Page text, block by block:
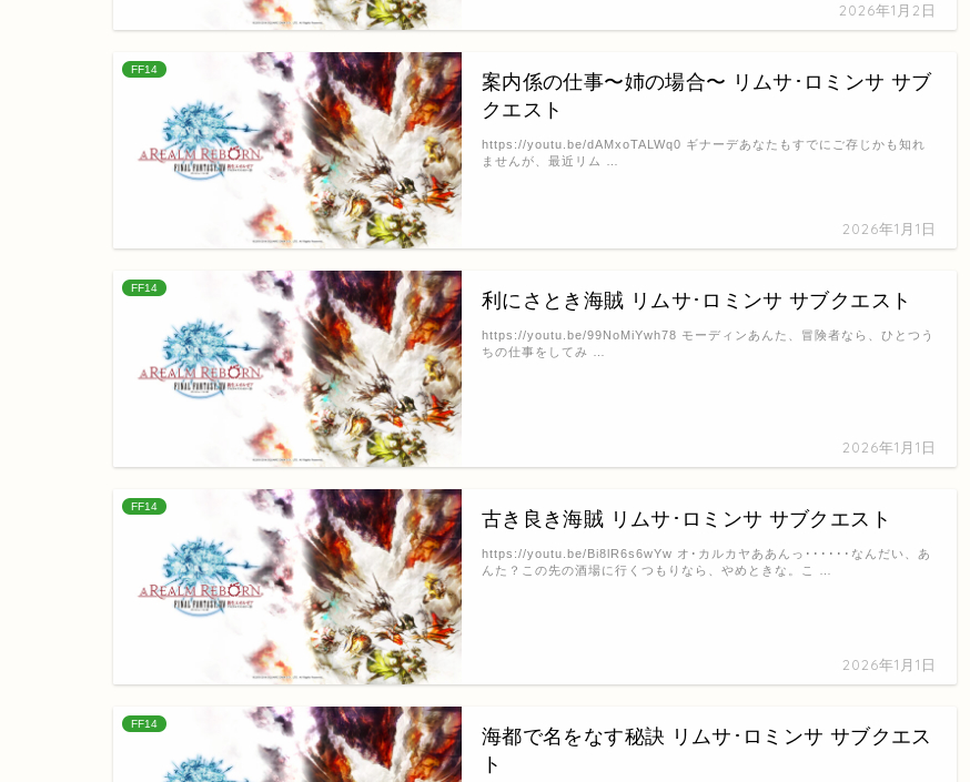
2026年1月2日
FF14
案内係の仕事〜姉の場合〜 リムサ･ロミンサ サブ
クエスト
2026年1月1日
https://youtu.be/dAMxoTALWq0 ギナーデあなたもすでにご存じかも知れ
ませんが、最近リム …
FF14
利にさとき海賊 リムサ･ロミンサ サブクエスト
2026年1月1日
https://youtu.be/99NoMiYwh78 モーディンあんた、冒険者なら、ひとつう
ちの仕事をしてみ …
FF14
古き良き海賊 リムサ･ロミンサ サブクエスト
2026年1月1日
https://youtu.be/Bi8lR6s6wYw オ･カルカヤああんっ･･････なんだい、あ
んた？この先の酒場に行くつもりなら、やめときな。こ …
FF14
海都で名をなす秘訣 リムサ･ロミンサ サブクエス
ト